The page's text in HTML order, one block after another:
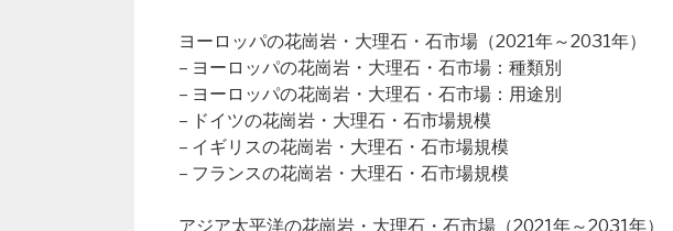
ヨーロッパの花崗岩・大理石・石市場（2021年～2031年）
– ヨーロッパの花崗岩・大理石・石市場：種類別
– ヨーロッパの花崗岩・大理石・石市場：用途別
– ドイツの花崗岩・大理石・石市場規模
– イギリスの花崗岩・大理石・石市場規模
– フランスの花崗岩・大理石・石市場規模
アジア太平洋の花崗岩・大理石・石市場（2021年～2031年）